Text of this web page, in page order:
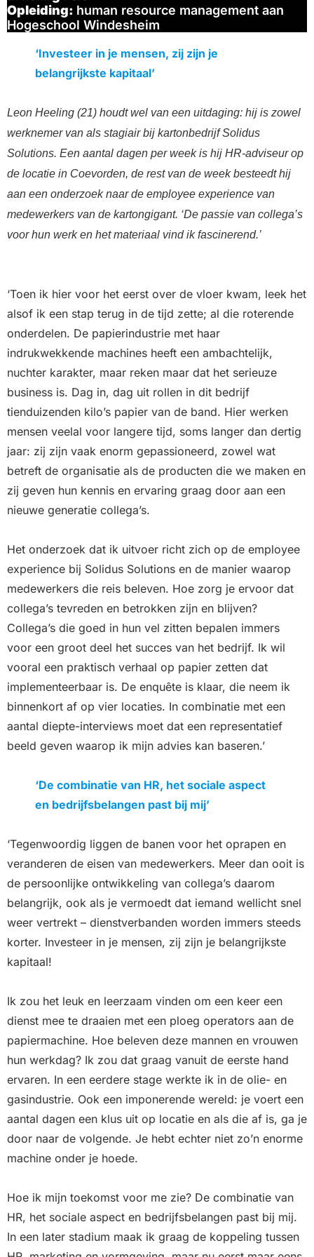
Opleiding: human resource management aan
Hogeschool Windesheim
‘Investeer in je mensen, zij zijn je
belangrijkste kapitaal’
Leon Heeling (21) houdt wel van een uitdaging: hij is zowel
werknemer van als stagiair bij kartonbedrijf Solidus
Solutions. Een aantal dagen per week is hij HR-adviseur op
de locatie in Coevorden, de rest van de week besteedt hij
aan een onderzoek naar de employee experience van
medewerkers van de kartongigant. ‘De passie van collega’s
voor hun werk en het materiaal vind ik fascinerend.’
‘Toen ik hier voor het eerst over de vloer kwam, leek het
alsof ik een stap terug in de tijd zette; al die roterende
onderdelen. De papierindustrie met haar
indrukwekkende machines heeft een ambachtelijk,
nuchter karakter, maar reken maar dat het serieuze
business is. Dag in, dag uit rollen in dit bedrijf
tienduizenden kilo’s papier van de band. Hier werken
mensen veelal voor langere tijd, soms langer dan dertig
jaar: zij zijn vaak enorm gepassioneerd, zowel wat
betreft de organisatie als de producten die we maken en
zij geven hun kennis en ervaring graag door aan een
nieuwe generatie collega’s.
Het onderzoek dat ik uitvoer richt zich op de employee
experience bij Solidus Solutions en de manier waarop
medewerkers die reis beleven. Hoe zorg je ervoor dat
collega’s tevreden en betrokken zijn en blijven?
Collega’s die goed in hun vel zitten bepalen immers
voor een groot deel het succes van het bedrijf. Ik wil
vooral een praktisch verhaal op papier zetten dat
implementeerbaar is. De enquête is klaar, die neem ik
binnenkort af op vier locaties. In combinatie met een
aantal diepte-interviews moet dat een representatief
beeld geven waarop ik mijn advies kan baseren.’
‘De combinatie van HR, het sociale aspect
en bedrijfsbelangen past bij mij’
‘Tegenwoordig liggen de banen voor het oprapen en
veranderen de eisen van medewerkers. Meer dan ooit is
de persoonlijke ontwikkeling van collega’s daarom
belangrijk, ook als je vermoedt dat iemand wellicht snel
weer vertrekt – dienstverbanden worden immers steeds
korter. Investeer in je mensen, zij zijn je belangrijkste
kapitaal!
Ik zou het leuk en leerzaam vinden om een keer een
dienst mee te draaien met een ploeg operators aan de
papiermachine. Hoe beleven deze mannen en vrouwen
hun werkdag? Ik zou dat graag vanuit de eerste hand
ervaren. In een eerdere stage werkte ik in de olie- en
gasindustrie. Ook een imponerende wereld: je voert een
aantal dagen een klus uit op locatie en als die af is, ga je
door naar de volgende. Je hebt echter niet zo’n enorme
machine onder je hoede.
Hoe ik mijn toekomst voor me zie? De combinatie van
HR, het sociale aspect en bedrijfsbelangen past bij mij.
In een later stadium maak ik graag de koppeling tussen